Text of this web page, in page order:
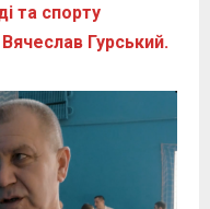
та спорту
Гурський.